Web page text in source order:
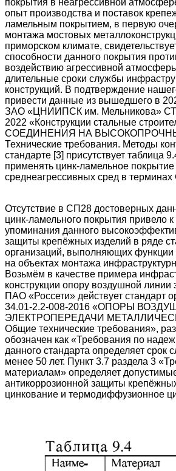
покрытия в неагрессивной
опыт производства и поставок
ламельным покрытием, в первую
монтажа мостовых
приморском климате,
способности данного покрытия
воздействию агрессивной
длительные сроки службы
конструкций. В подтверждение
привести данные из вышедшего в
ЗАО «ЦНИИПСК им. Мельникова»
2022 «Конструкции стальные
СОЕДИНЕНИЯ НА
Технические требования. Методы
стандарте [3] присутствует таблица
применять цинк-ламельное покрытие
среднеагрессивных сред в
Отсутствие в СП28 достоверных
цинк-ламельного покрытия привело к
упоминания данного
защиты крепёжных изделий в ряде
организаций, выполняющих функции
на объектах монтажа
Возьмём в качестве примера
конструкции опору воздушной линии
ПАО «Россети» действует стандарт
34.01-2.2-008-2016 «ОПОРЫ
ЭЛЕКТРОПЕРЕДАЧИ
Общие технические требования»,
обозначен как «Требования по
данного стандарта определяет срок
менее 50 лет. Пункт 3.7 раздела 3
материалам» определяет
антикоррозионной защиты
цинкование и термодиффузионное